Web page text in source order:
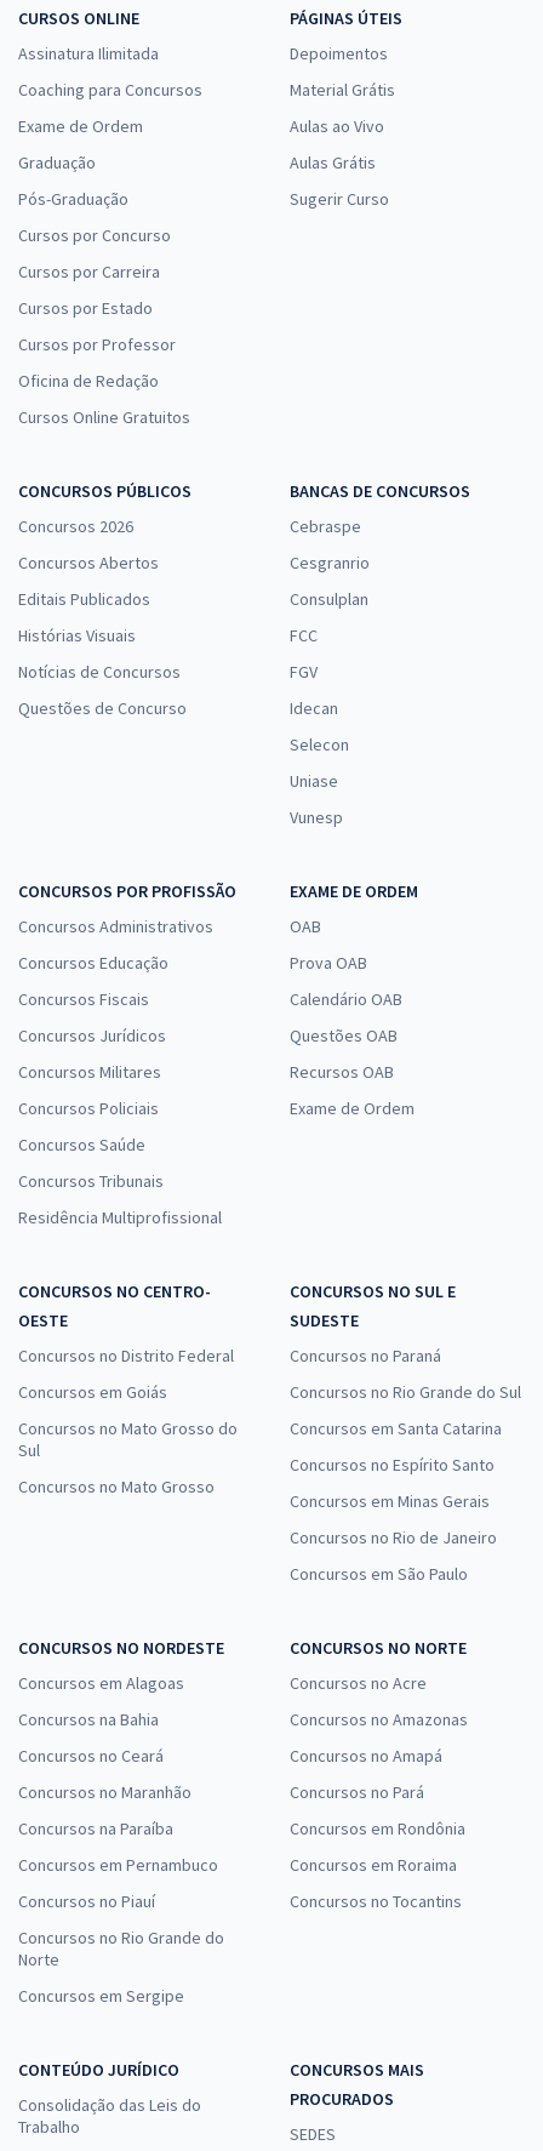
CURSOS ONLINE
Assinatura Ilimitada
Coaching para Concursos
Exame de Ordem
Graduação
Pós-Graduação
Cursos por Concurso
Cursos por Carreira
Cursos por Estado
Cursos por Professor
Oficina de Redação
Cursos Online Gratuitos
PÁGINAS ÚTEIS
Depoimentos
Material Grátis
Aulas ao Vivo
Aulas Grátis
Sugerir Curso
CONCURSOS PÚBLICOS
Concursos 2026
Concursos Abertos
Editais Publicados
Histórias Visuais
Notícias de Concursos
Questões de Concurso
BANCAS DE CONCURSOS
Cebraspe
Cesgranrio
Consulplan
FCC
FGV
Idecan
Selecon
Uniase
Vunesp
CONCURSOS POR PROFISSÃO
Concursos Administrativos
Concursos Educação
Concursos Fiscais
Concursos Jurídicos
Concursos Militares
Concursos Policiais
Concursos Saúde
Concursos Tribunais
Residência Multiprofissional
EXAME DE ORDEM
OAB
Prova OAB
Calendário OAB
Questões OAB
Recursos OAB
Exame de Ordem
CONCURSOS NO CENTRO-
OESTE
Concursos no Distrito Federal
Concursos em Goiás
Concursos no Mato Grosso do
Sul
Concursos no Mato Grosso
CONCURSOS NO SUL E
SUDESTE
Concursos no Paraná
Concursos no Rio Grande do Sul
Concursos em Santa Catarina
Concursos no Espírito Santo
Concursos em Minas Gerais
Concursos no Rio de Janeiro
Concursos em São Paulo
CONCURSOS NO NORDESTE
Concursos em Alagoas
Concursos na Bahia
Concursos no Ceará
Concursos no Maranhão
Concursos na Paraíba
Concursos em Pernambuco
Concursos no Piauí
Concursos no Rio Grande do
Norte
Concursos em Sergipe
CONCURSOS NO NORTE
Concursos no Acre
Concursos no Amazonas
Concursos no Amapá
Concursos no Pará
Concursos em Rondônia
Concursos em Roraima
Concursos no Tocantins
CONTEÚDO JURÍDICO
Consolidação das Leis do
Trabalho
CONCURSOS MAIS
PROCURADOS
SEDES